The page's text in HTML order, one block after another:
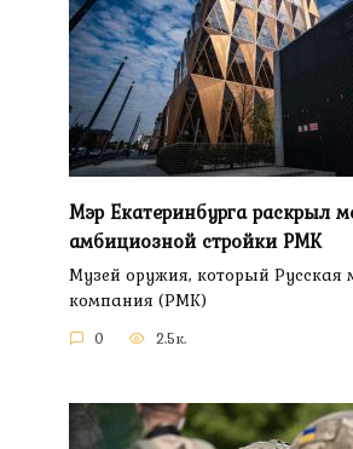
Мэр Екатеринбурга раскрыл
амбициозной стройки РМК
Музей оружия, который Русская
компания (РМК)
0 2.5к.